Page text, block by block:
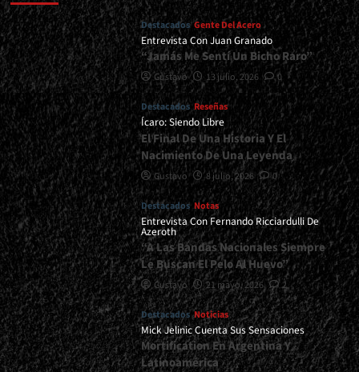
Destacados Gente Del Acero
Entrevista Con Juan Granado
“Jamás Me Sentí Un Bicho Raro”
Gustavo 13 julio, 2026 0
Destacados Reseñas
Ícaro: Siendo Libre
El Final De Una Historia Y El
Nacimiento De Una Leyenda
Gustavo 8 julio, 2026 0
Destacados Notas
Entrevista Con Fernando Ricciardulli De
Azeroth
“A Las Bandas Nacionales Siempre
Le Buscan El Pelo Al Huevo”
Gustavo 21 mayo, 2026 2
Destacados Noticias
Mick Jelinic Cuenta Sus Sensaciones
Mortification En Argentina Y
Latinoamérica